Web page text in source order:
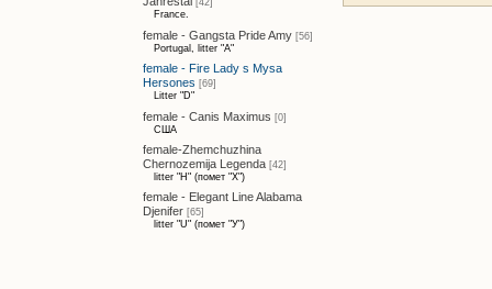
[42]
France.
female - Gangsta Pride Amy [56]
Portugal, litter "A"
female - Fire Lady s Mysa
Hersones [69]
Litter "D"
female - Canis Maximus [0]
США
female-Zhemchuzhina
Chernozemija Legenda [42]
litter "H" (помет "Х")
female - Elegant Line Alabama
Djenifer [65]
litter "U" (помет "У")